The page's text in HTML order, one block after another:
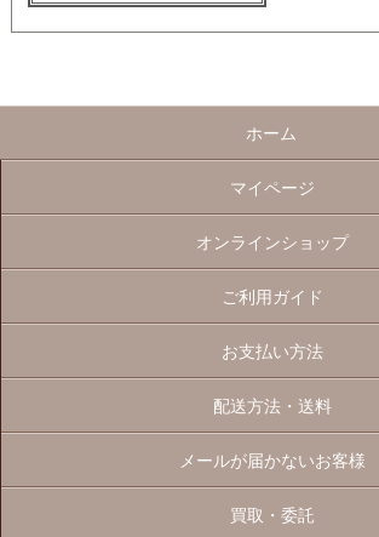
ホーム
マイページ
オンラインショップ
ご利用ガイド
お支払い方法
配送方法・送料
メールが届かないお客様
買取・委託